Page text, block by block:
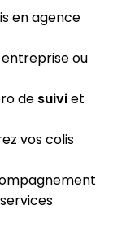
en agence
ou
de suiviet
vos colis